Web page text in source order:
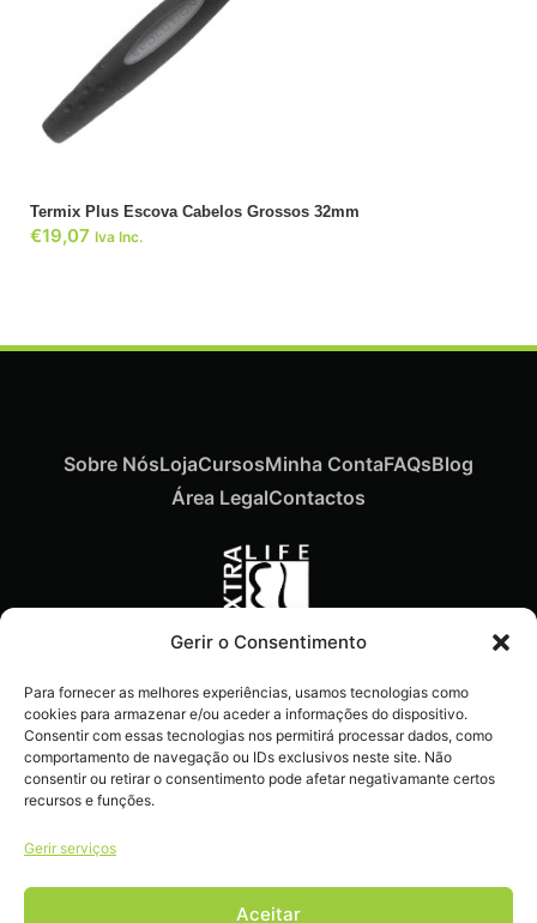
Gerir o Consentimento
Para fornecer as melhores experiências, usamos tecnologias como
cookies para armazenar e/ou aceder a informações do dispositivo.
Consentir com essas tecnologias nos permitirá processar dados, como
comportamento de navegação ou IDs exclusivos neste site. Não
consentir ou retirar o consentimento pode afetar negativamante certos
recursos e funções.
Gerir serviços
Aceitar
Termix Plus Escova Cabelos Grossos 32mm
€19,07 Iva Inc.
novidades e dicas
imperdíveis diretamente no
teu e-mail.
Sobre NósLojaCursosMinha ContaFAQsBlog
Área LegalContactos